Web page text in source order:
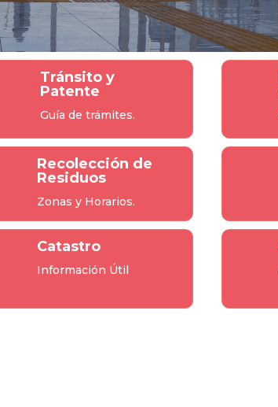
Tránsito y
Patente
Guía de trámites.
Recolección de
Residuos
Zonas y Horarios.
Catastro
Información Útil